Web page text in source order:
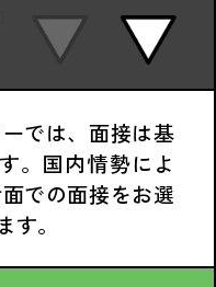
では、面接は基
。国内情勢によ
での面接をお選
。